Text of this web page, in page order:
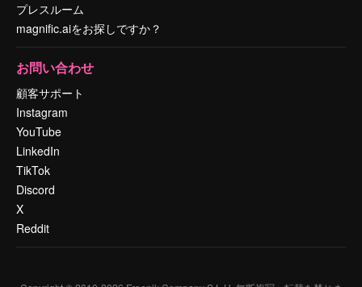
プレスルーム
magnific.aiをお探しですか？
お問い合わせ
顧客サポート
Instagram
YouTube
LinkedIn
TikTok
Discord
X
Reddit